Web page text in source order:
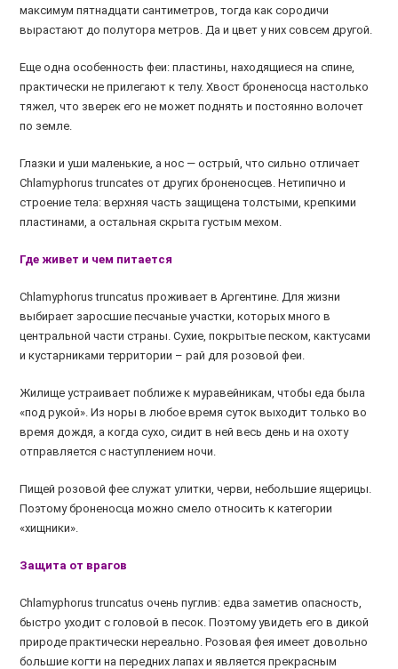
максимум пятнадцати сантиметров, тогда как сородичи
вырастают до полутора метров. Да и цвет у них совсем другой.
Еще одна особенность феи: пластины, находящиеся на спине,
практически не прилегают к телу. Хвост броненосца настолько
тяжел, что зверек его не может поднять и постоянно волочет
по земле.
Глазки и уши маленькие, а нос — острый, что сильно отличает
Chlamyphorus truncates от других броненосцев. Нетипично и
строение тела: верхняя часть защищена толстыми, крепкими
пластинами, а остальная скрыта густым мехом.
Где живет и чем питается
Chlamyphorus truncatus проживает в Аргентине. Для жизни
выбирает заросшие песчаные участки, которых много в
центральной части страны. Сухие, покрытые песком, кактусами
и кустарниками территории – рай для розовой феи.
Жилище устраивает поближе к муравейникам, чтобы еда была
«под рукой». Из норы в любое время суток выходит только во
время дождя, а когда сухо, сидит в ней весь день и на охоту
отправляется с наступлением ночи.
Пищей розовой фее служат улитки, черви, небольшие ящерицы.
Поэтому броненосца можно смело относить к категории
«хищники».
Защита от врагов
Chlamyphorus truncatus очень пуглив: едва заметив опасность,
быстро уходит с головой в песок. Поэтому увидеть его в дикой
природе практически нереально. Розовая фея имеет довольно
большие когти на передних лапах и является прекрасным